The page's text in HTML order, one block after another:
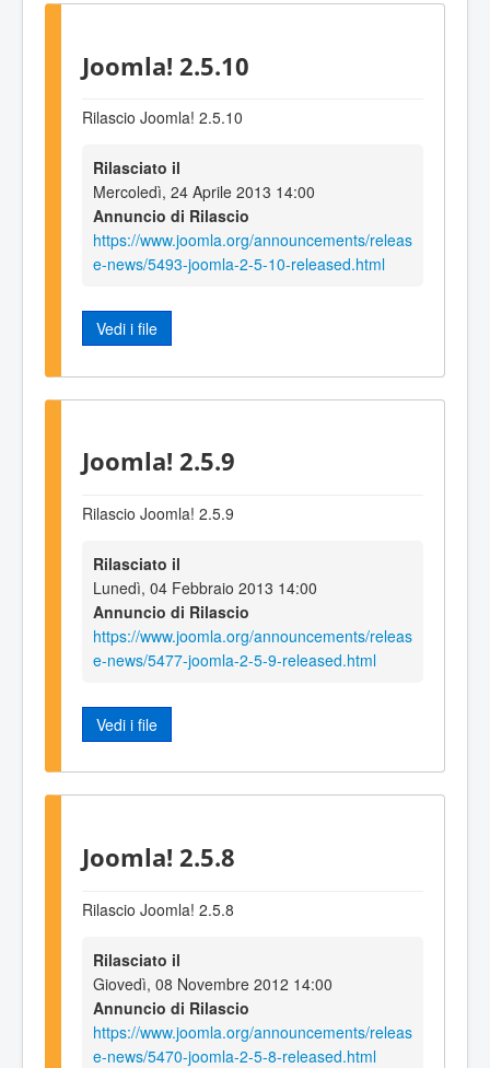
Joomla! 2.5.10
Rilascio Joomla! 2.5.10
Rilasciato il
Mercoledì, 24 Aprile 2013 14:00
Annuncio di Rilascio
https://www.joomla.org/announcements/releas
e-news/5493-joomla-2-5-10-released.html
Vedi i file
Joomla! 2.5.9
Rilascio Joomla! 2.5.9
Rilasciato il
Lunedì, 04 Febbraio 2013 14:00
Annuncio di Rilascio
https://www.joomla.org/announcements/releas
e-news/5477-joomla-2-5-9-released.html
Vedi i file
Joomla! 2.5.8
Rilascio Joomla! 2.5.8
Rilasciato il
Giovedì, 08 Novembre 2012 14:00
Annuncio di Rilascio
https://www.joomla.org/announcements/releas
e-news/5470-joomla-2-5-8-released.html